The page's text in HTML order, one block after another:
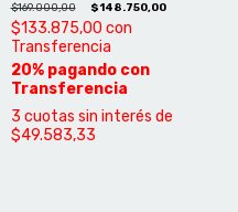
$169.000,00 $148.750,00
$133.875,00 con
Transferencia
3 cuotas sin interés de
$49.583,33